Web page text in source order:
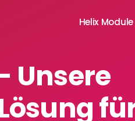
Helix Module
Unsere